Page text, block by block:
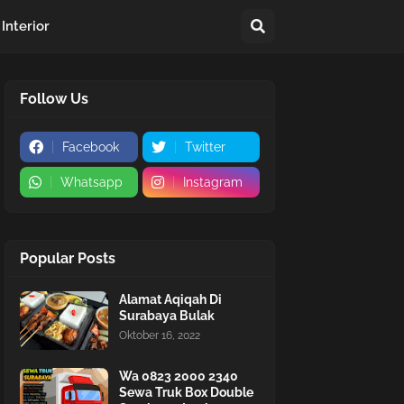
Interior
Follow Us
Facebook Twitter
Whatsapp Instagram
Popular Posts
Alamat Aqiqah Di
Surabaya Bulak
Oktober 16, 2022
Wa 0823 2000 2340
Sewa Truk Box Double